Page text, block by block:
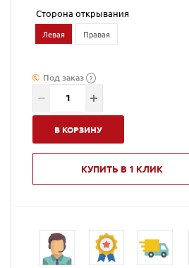
Сторона открывания
Левая Правая
Под заказ ?
В КОРЗИНУ
КУПИТЬ В 1 КЛИК